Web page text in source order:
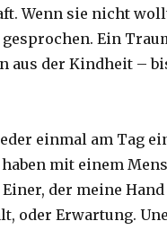
Wenn sie nicht
Ein
aus der Kindheit –
einmal am Tag
mit einem
der meine
oder Erwartung.